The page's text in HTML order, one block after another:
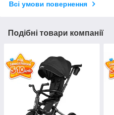
Всі умови повернення
Подібні товари компанії